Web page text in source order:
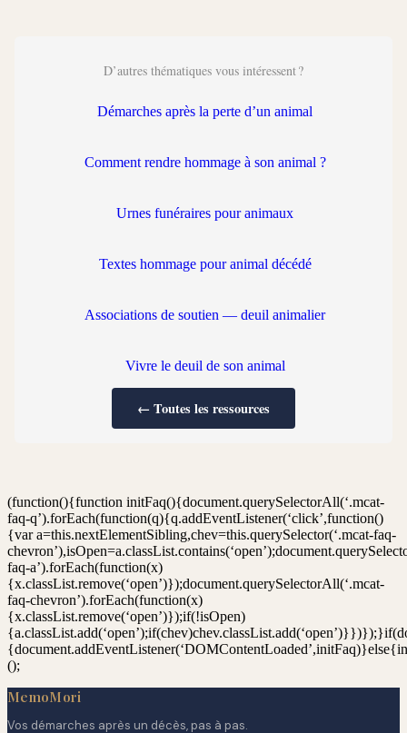
D’autres thématiques vous intéressent ?
Démarches après la perte d’un animal
Comment rendre hommage à son animal ?
Urnes funéraires pour animaux
Textes hommage pour animal décédé
Associations de soutien — deuil animalier
Vivre le deuil de son animal
← Toutes les ressources
(function(){function initFaq(){document.querySelectorAll(‘.mcat-
faq-q’).forEach(function(q){q.addEventListener(‘click’,function()
{var a=this.nextElementSibling,chev=this.querySelector(‘.mcat-faq-
faq-a’).forEach(function(x)
{x.classList.remove(‘open’)});document.querySelectorAll(‘.mcat-
faq-chevron’).forEach(function(x)
{x.classList.remove(‘open’)});if(!isOpen)
();
MemoMori
Vos démarches après un décès, pas à pas.